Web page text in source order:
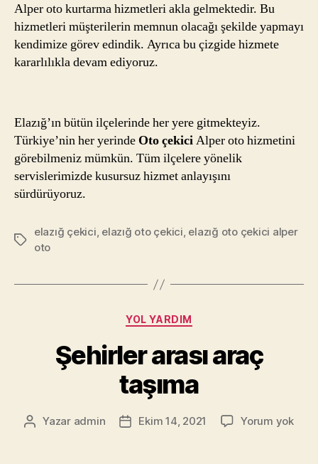
Alper oto kurtarma hizmetleri akla gelmektedir. Bu
hizmetleri müşterilerin memnun olacağı şekilde yapmayı
kendimize görev edindik. Ayrıca bu çizgide hizmete
kararlılıkla devam ediyoruz.
Elazığ’ın bütün ilçelerinde her yere gitmekteyiz.
Türkiye’nin her yerinde Oto çekiciAlper oto hizmetini
görebilmeniz mümkün. Tüm ilçelere yönelik
servislerimizde kusursuz hizmet anlayışını
sürdürüyoruz.
Etiketler
elazığ çekici, elazığ oto çekici, elazığ oto çekici alper
oto
Kategoriler
YOL YARDIM
Şehirler arası araç
taşıma
Yazının
Yazar admin
YazıEkim 14, 2021 Yorum yok